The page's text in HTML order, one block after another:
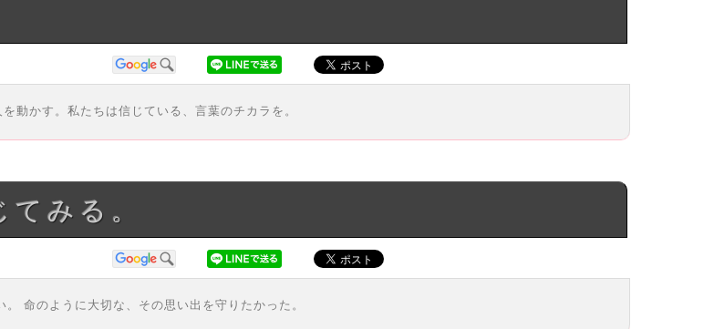
動かす。私たちは信じている、言葉のチカラを。
てみる。
命のように大切な、その思い出を守りたかった。